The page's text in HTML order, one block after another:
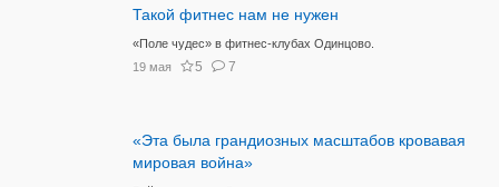
Такой фитнес нам не нужен
«Поле чудес» в фитнес-клубах Одинцово.
19 мая
5 7
«Эта была грандиозных масштабов кровавая
мировая война»